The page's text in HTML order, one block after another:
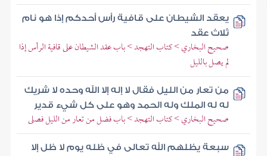
يعقد الشيطان على قافية رأس أحدكم إذا هو نام
ثلاث عقد
صحيح البخاري > كتاب التهجد > باب عقد الشيطان على قافية الرأس إذا
لم يصل بالليل
من تعار من الليل فقال لا إله إلا الله وحده لا شريك
له له الملك وله الحمد وهو على كل شيء قدير
صحيح البخاري > كتاب التهجد > باب فضل من تعار من الليل فصلى
سبعة يظلهم الله تعالى في ظله يوم لا ظل إلا